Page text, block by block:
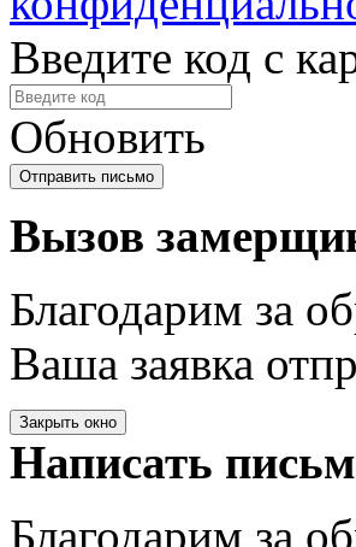
Введите код с
Обновить
Вызов
Благодарим за
Ваша заявка
Закрыть окно
Написать
Благодарим за